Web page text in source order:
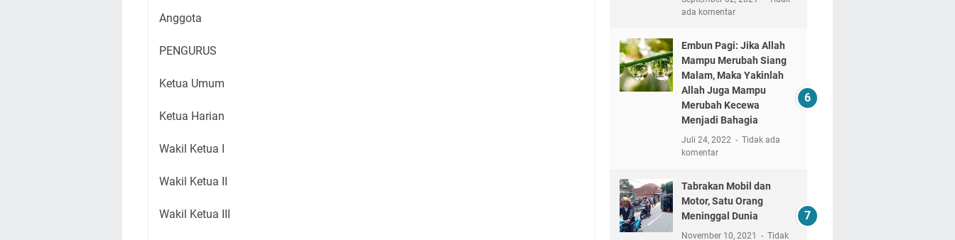
Anggota
PENGURUS
Ketua Umum
Ketua Harian
Wakil Ketua I
Wakil Ketua II
Wakil Ketua III
ada komentar
Embun Pagi: Jika Allah
Mampu Merubah Siang
Malam, Maka Yakinlah
Allah Juga Mampu
Merubah Kecewa
Menjadi Bahagia
Juli 24, 2022
Tidak ada
komentar
Tabrakan Mobil dan
Motor, Satu Orang
Meninggal Dunia
November 10, 2021
Tidak